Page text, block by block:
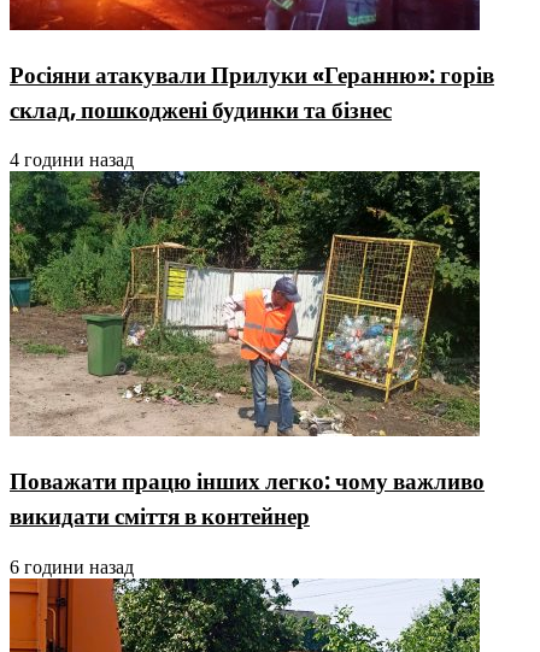
Росіяни атакували Прилуки «Геранню»: горів
склад, пошкоджені будинки та бізнес
4 години назад
Поважати працю інших легко: чому важливо
викидати сміття в контейнер
6 години назад